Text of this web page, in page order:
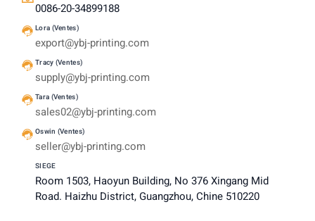
0086-20-34899188
Lora (Ventes)
export@ybj-printing.com
Tracy (Ventes)
supply@ybj-printing.com
Tara (Ventes)
sales02@ybj-printing.com
Oswin (Ventes)
seller@ybj-printing.com
SIEGE
Room 1503, Haoyun Building, No 376 Xingang Mid
Road. Haizhu District, Guangzhou, Chine 510220